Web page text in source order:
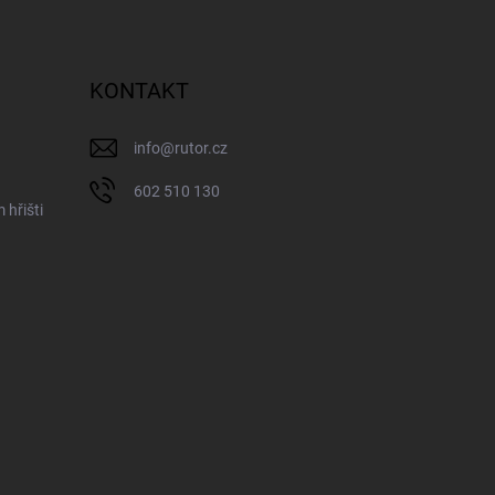
hřišti
KONTAKT
info@rutor.cz
602 510 130